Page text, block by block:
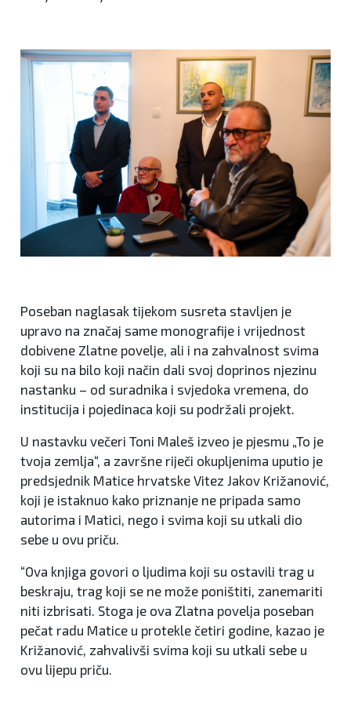
Poseban naglasak tijekom susreta stavljen je
upravo na značaj same monografije i vrijednost
dobivene Zlatne povelje, ali i na zahvalnost svima
koji su na bilo koji način dali svoj doprinos njezinu
nastanku – od suradnika i svjedoka vremena, do
institucija i pojedinaca koji su podržali projekt.
U nastavku večeri Toni Maleš izveo je pjesmu „To je
tvoja zemlja“, a završne riječi okupljenima uputio je
predsjednik Matice hrvatske Vitez Jakov Križanović,
koji je istaknuo kako priznanje ne pripada samo
autorima i Matici, nego i svima koji su utkali dio
sebe u ovu priču.
“Ova knjiga govori o ljudima koji su ostavili trag u
beskraju, trag koji se ne može poništiti, zanemariti
niti izbrisati. Stoga je ova Zlatna povelja poseban
pečat radu Matice u protekle četiri godine, kazao je
Križanović, zahvalivši svima koji su utkali sebe u
ovu lijepu priču.